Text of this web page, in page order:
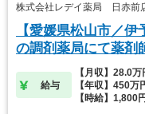
株式会社レデイ薬局 日赤前
【愛媛県松山市／
の調剤薬局にて薬剤
給与
【月収】28.0
【年収】450
【時給】1,800